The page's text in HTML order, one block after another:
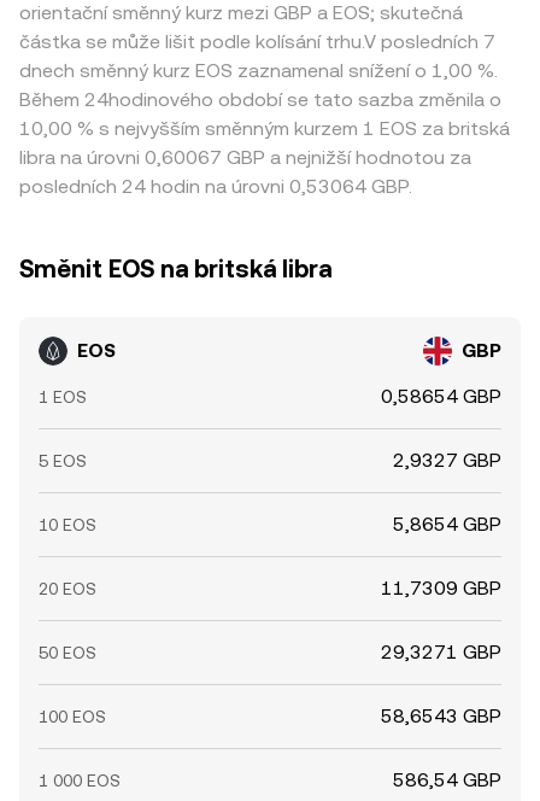
orientační směnný kurz mezi GBP a EOS; skutečná
částka se může lišit podle kolísání trhu.V posledních 7
dnech směnný kurz EOS zaznamenal snížení o 1,00 %.
Během 24hodinového období se tato sazba změnila o
10,00 % s nejvyšším směnným kurzem 1 EOS za britská
libra na úrovni 0,60067 GBP a nejnižší hodnotou za
posledních 24 hodin na úrovni 0,53064 GBP.
Směnit EOS na britská libra
EOS GBP
1 EOS 0,58654 GBP
5 EOS 2,9327 GBP
10 EOS 5,8654 GBP
20 EOS 11,7309 GBP
50 EOS 29,3271 GBP
100 EOS 58,6543 GBP
1 000 EOS 586,54 GBP